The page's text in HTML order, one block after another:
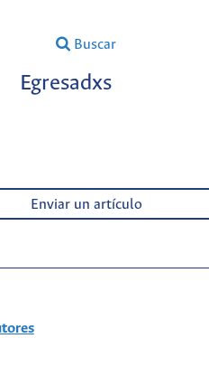
Buscar
Egresadxs
Enviar un artículo